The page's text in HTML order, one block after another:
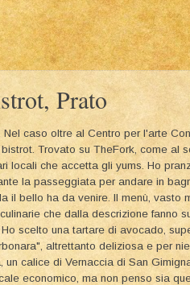
Prato
caso oltre al Centro per l'arte
Trovato su TheFork, come al
locali che accetta gli yums. Ho
la passeggiata per andare in
il bello ha da venire. Il menù, vasto
che dalla descrizione fanno
scelto una tartare di avocado,
altrettanto deliziosa e per
calice di Vernaccia di San
economico, ma non penso sia